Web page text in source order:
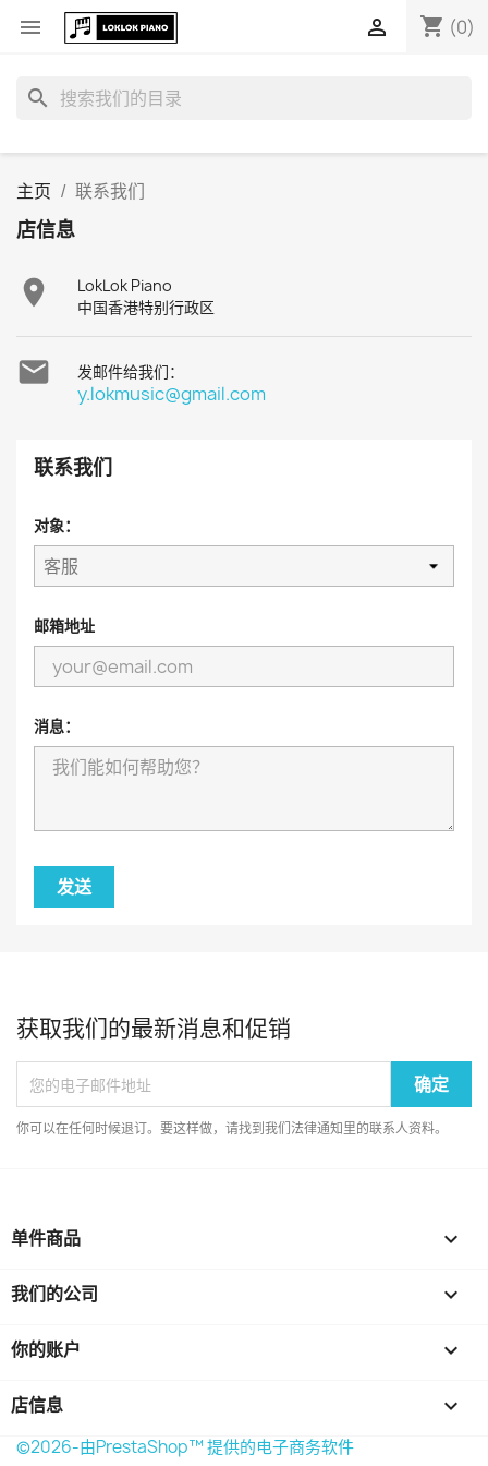
 shopping_cart (0)

search
主页 联系我们
店信息

LokLok Piano
中国香港特别行政区
 发邮件给我们：
y.lokmusic@gmail.com
联系我们
对象：
邮箱地址
消息：
获取我们的最新消息和促销
你可以在任何时候退订。要这样做，请找到我们法律通知里的联系人资料。
单件商品 
我们的公司 
你的账户 
店信息 keyboard_arrow_down
©2026-由PrestaShop™ 提供的电子商务软件